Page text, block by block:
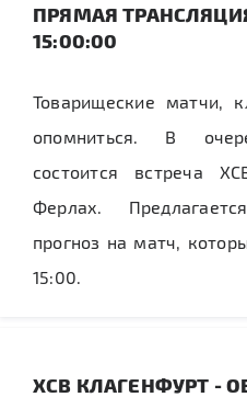
ПРЯМАЯ
15:00:00
Товарищеские матчи,
опомниться. В
состоится встреча
Ферлах.
прогноз на матч,
15:00.
ХСВ КЛАГЕНФУРТ -